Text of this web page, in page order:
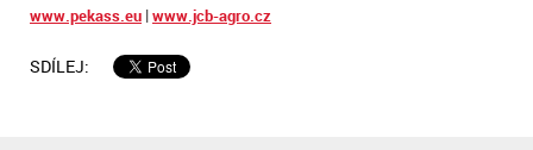
www.pekass.eu |www.jcb-agro.cz
SDÍLEJ: